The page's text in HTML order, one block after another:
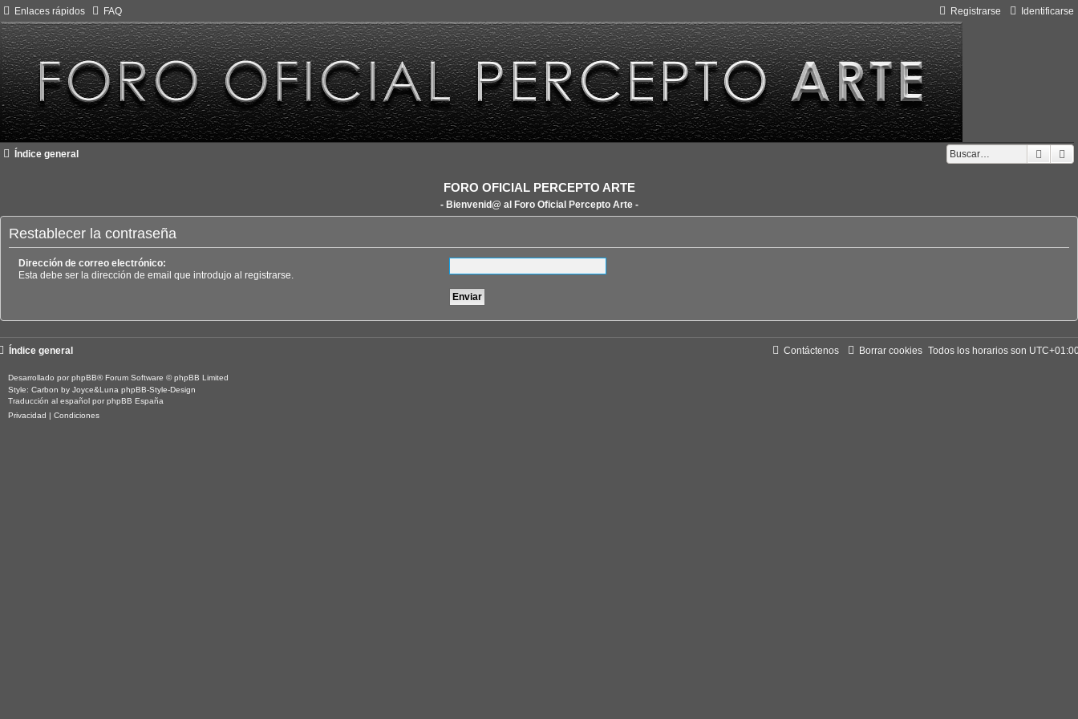
Enlaces rápidos FAQ Identificarse
Registrarse
Índice general
FORO OFICIAL PERCEPTO ARTE
- Bienvenid@ al Foro Oficial Percepto Arte -
Restablecer la contraseña
Dirección de correo electrónico:
Esta debe ser la dirección de email que introdujo al registrarse.
Índice general Todos los horarios son
Borrar cookies
Contáctenos
Desarrollado por phpBB® Forum Software © phpBB Limited
Style: Carbon by Joyce&Luna phpBB-Style-Design
Traducción al español por phpBB España
Privacidad
Condiciones